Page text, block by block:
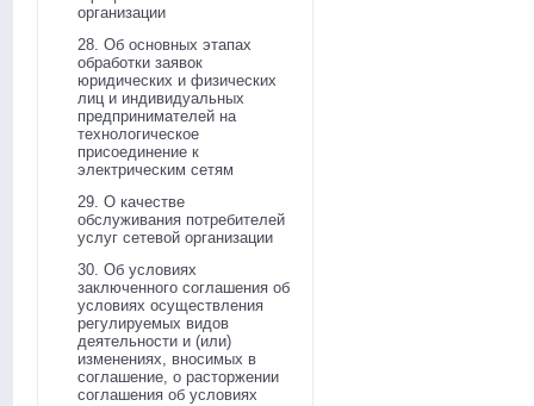
организации
28. Об основных этапах
обработки заявок
юридических и физических
лиц и индивидуальных
предпринимателей на
технологическое
присоединение к
электрическим сетям
29. О качестве
обслуживания потребителей
услуг сетевой организации
30. Об условиях
заключенного соглашения об
условиях осуществления
регулируемых видов
деятельности и (или)
изменениях, вносимых в
соглашение, о расторжении
соглашения об условиях